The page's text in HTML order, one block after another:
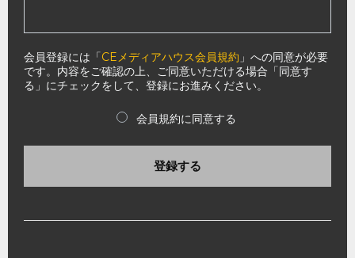
会員登録には「CEメディアハウス会員規約 」への同意が必要
です。内容をご確認の上、ご同意いただける場合「同意す
る」にチェックをして、登録にお進みください。
会員規約に同意する
登録する